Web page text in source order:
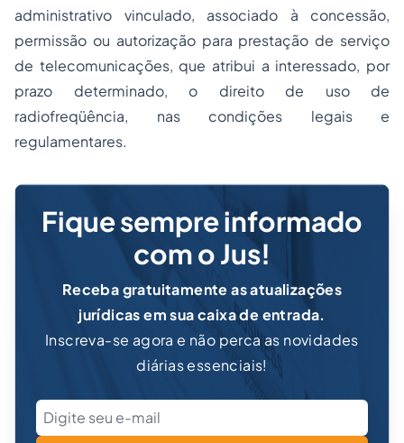
administrativo vinculado, associado à concessão,
permissão ou autorização para prestação de serviço
de telecomunicações, que atribui a interessado, por
prazo determinado, o direito de uso de
radiofreqüência, nas condições legais e
regulamentares.
Fique sempre informado
com o Jus!
Receba gratuitamente as atualizações
jurídicas em sua caixa de entrada.
Inscreva-se agora e não perca as novidades
diárias essenciais!